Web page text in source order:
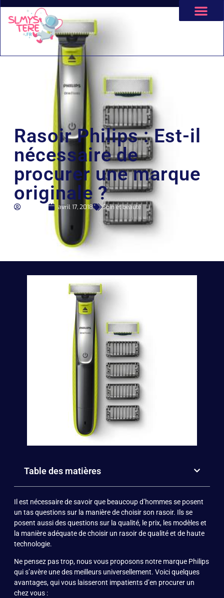
Rasoir Philips : Est-il
nécessaire de
procurer une marque
originale ?
avril 17, 2018 Soin et beauté
Table des matières
Il est nécessaire de savoir que beaucoup d’hommes se posent
un tas questions sur la manière de choisir son rasoir. Ils se
posent aussi des questions sur la qualité, le prix, les modèles et
la manière adéquate de choisir un rasoir de qualité et de haute
technologie.
Ne pensez pas trop, nous vous proposons notre marque Philips
qui s’avère une des meilleurs universellement. Voici quelques
avantages, qui vous laisseront impatients d’en procurer un
chez vous :